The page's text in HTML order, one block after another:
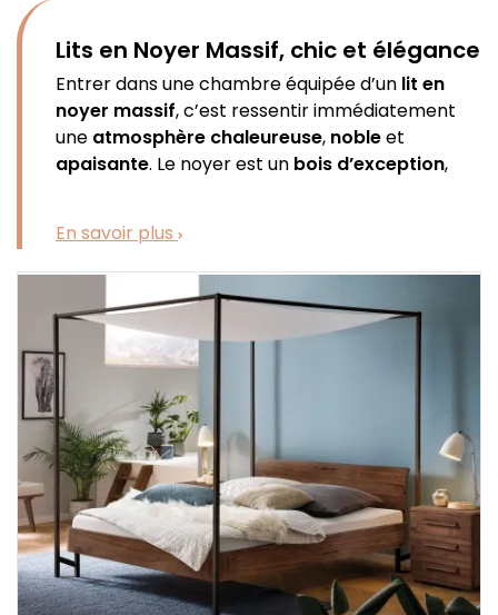
Lits en Noyer Massif, chic et élégance
Entrer dans une chambre équipée d’un lit en
noyer massif, c’est ressentir immédiatement
une atmosphère chaleureuse, nobleet
apaisante. Le noyer est un bois d’exception,
est une pièce singulière, façonnée par la nature,
qui transforme votre chambre en un véritable
espace desérénitéet deraffinement
qu’un simple meuble, le
lit en noyerdevient la
pièce maîtresse de votre décoration.
lit en noyer massif
de la
durabilitéet de la
bois robuste, dense et résistant, capable de
traverser les années sans perdre de sa beauté.
Sa solidité garantit uneexcellente stabilité,
essentielle pour des nuits paisibles et
confortables. Investir dans un
lit en noyer
massif, c’est opter pour un
mobilier haut de
gammeconçu pour durer, tout en apportant
En savoir plus